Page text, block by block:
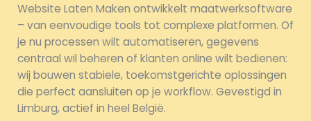
Website Laten Maken ontwikkelt maatwerksoftware
– van eenvoudige tools tot complexe platformen. Of
je nu processen wilt automatiseren, gegevens
centraal wil beheren of klanten online wilt bedienen:
wij bouwen stabiele, toekomstgerichte oplossingen
die perfect aansluiten op je workflow. Gevestigd in
Limburg, actief in heel België.